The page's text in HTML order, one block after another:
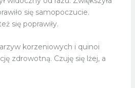
się samopoczucie.
się poprawiły.
korzeniowych i quinoi
zdrowotną. Czuję się lżej, a